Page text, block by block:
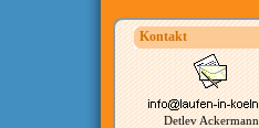
Kontakt
Detlev Ackermann